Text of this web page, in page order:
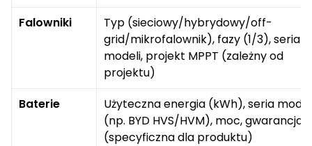
Falowniki
Typ (sieciowy/hybrydowy/off-
grid/mikrofalownik), fazy (1/3), seria
modeli, projekt MPPT (zależny od
projektu)
Baterie
Użyteczna energia (kWh), seria
(np. BYD HVS/HVM), moc, gwarancja
(specyficzna dla produktu)